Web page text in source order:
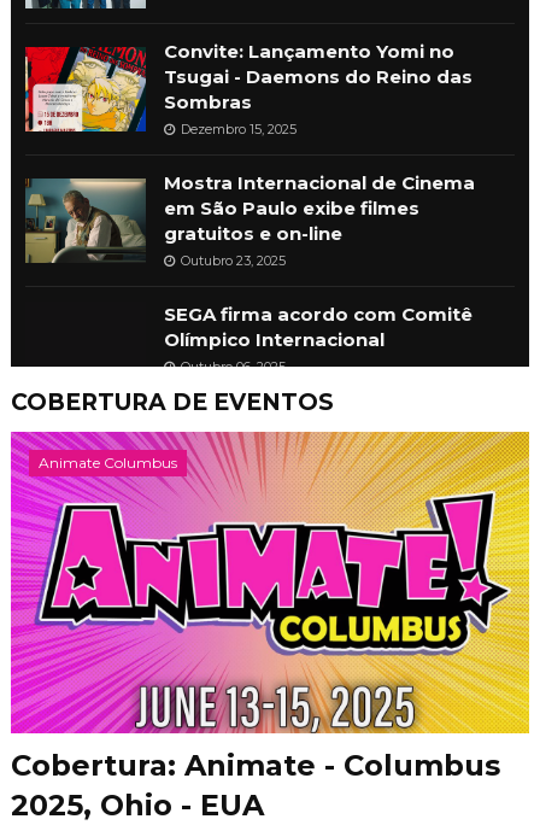
Convite: Lançamento Yomi no
Tsugai - Daemons do Reino das
Sombras
Dezembro 15, 2025
Mostra Internacional de Cinema
em São Paulo exibe filmes
gratuitos e on-line
Outubro 23, 2025
SEGA firma acordo com Comitê
Olímpico Internacional
Outubro 06, 2025
COBERTURA DE EVENTOS
Animate Columbus
Cobertura: Animate - Columbus
2025, Ohio - EUA